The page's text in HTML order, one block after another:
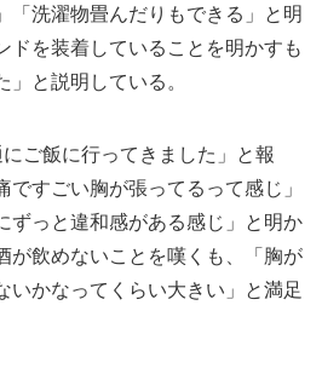
「洗濯物畳んだりもできる」と明
ドを装着していることを明かすも
」と説明している。
ご飯に行ってきました」と報
すごい胸が張ってるって感じ」
ずっと違和感がある感じ」と明か
が飲めないことを嘆くも、「胸が
いかなってくらい大きい」と満足